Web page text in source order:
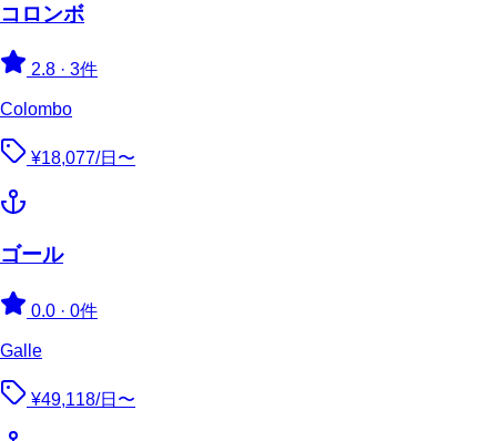
コロンボ
2.8 · 3件
Colombo
¥18,077/日〜
ゴール
0.0 · 0件
Galle
¥49,118/日〜